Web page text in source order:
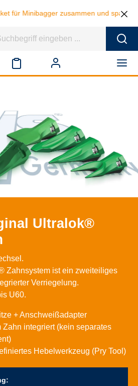
zusammen und sparen beim
Ultralok®
Zahnsystem ist ein zweiteiliges
Verriegelung.
U60.
+ Anschweißadapter
Zahn integriert (kein separates
Hebelwerkzeug (Pry Tool)